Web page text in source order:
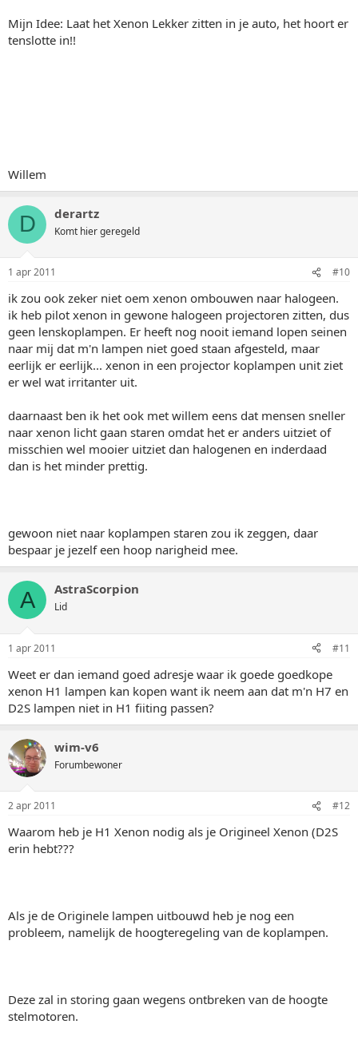
Mijn Idee: Laat het Xenon Lekker zitten in je auto, het hoort er
tenslotte in!!
Willem
D derartz
Komt hier geregeld
1 apr 2011 #10
ik zou ook zeker niet oem xenon ombouwen naar halogeen.
ik heb pilot xenon in gewone halogeen projectoren zitten, dus
geen lenskoplampen. Er heeft nog nooit iemand lopen seinen
naar mij dat m'n lampen niet goed staan afgesteld, maar
eerlijk er eerlijk... xenon in een projector koplampen unit ziet
er wel wat irritanter uit.
daarnaast ben ik het ook met willem eens dat mensen sneller
naar xenon licht gaan staren omdat het er anders uitziet of
misschien wel mooier uitziet dan halogenen en inderdaad
dan is het minder prettig.
gewoon niet naar koplampen staren zou ik zeggen, daar
bespaar je jezelf een hoop narigheid mee.
A AstraScorpion
Lid
1 apr 2011 #11
Weet er dan iemand goed adresje waar ik goede goedkope
xenon H1 lampen kan kopen want ik neem aan dat m'n H7 en
D2S lampen niet in H1 fiiting passen?
wim-v6
Forumbewoner
2 apr 2011 #12
Waarom heb je H1 Xenon nodig als je Origineel Xenon (D2S
erin hebt???
Als je de Originele lampen uitbouwd heb je nog een
probleem, namelijk de hoogteregeling van de koplampen.
Deze zal in storing gaan wegens ontbreken van de hoogte
stelmotoren.